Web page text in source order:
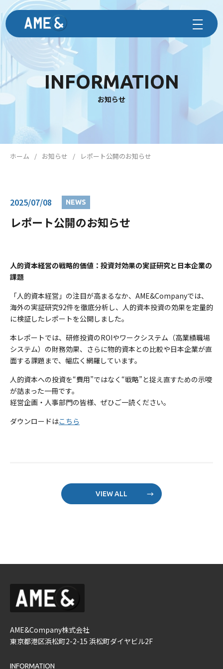
INFORMATION
お知らせ
ホーム お知らせ レポート公開のお知らせ
2025/07/08 NEWS
レポート公開のお知らせ
人的資本経営の戦略的価値：投資対効果の実証研究と日本企業の
課題
「人的資本経営」の注目が高まるなか、AME&Companyでは、
海外の実証研究92件を徹底分析し、人的資本投資の効果を定量的
に検証したレポートを公開しました。
本レポートでは、研修投資のROIやワークシステム（高業績職場
システム）の財務効果、さらに物的資本との比較や日本企業が直
面する課題まで、幅広く網羅しています。
人的資本への投資を“費用”ではなく“戦略”と捉え直すための示唆
が詰まった一冊です。
経営企画・人事部門の皆様、ぜひご一読ください。
ダウンロードはこちら
VIEW ALL
AME&Company株式会社
東京都港区浜松町2-2-15 浜松町ダイヤビル2F
INFORMATION